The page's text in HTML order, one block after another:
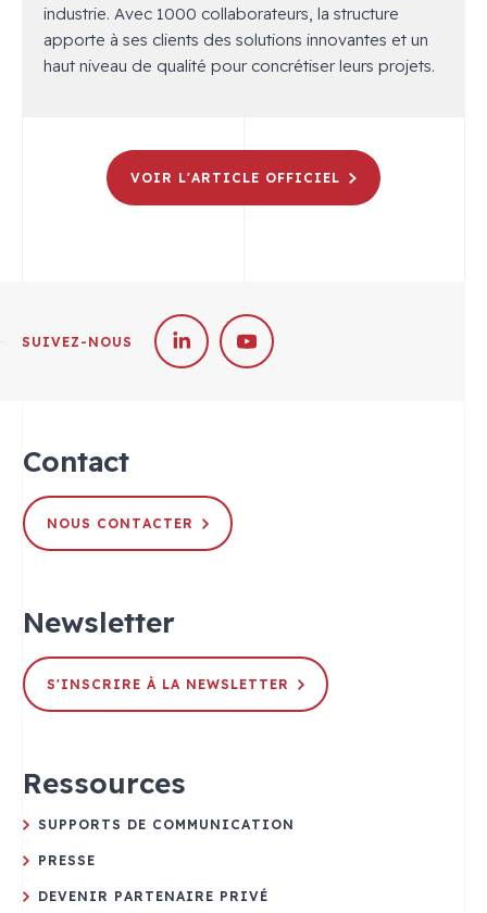
industrie. Avec 1000 collaborateurs, la structure
apporte à ses clients des solutions innovantes et un
haut niveau de qualité pour concrétiser leurs projets.
VOIR L'ARTICLE OFFICIEL
SUIVEZ-NOUS
Contact
NOUS CONTACTER
Newsletter
S'INSCRIRE À LA NEWSLETTER
Ressources
SUPPORTS DE COMMUNICATION
PRESSE
DEVENIR PARTENAIRE PRIVÉ